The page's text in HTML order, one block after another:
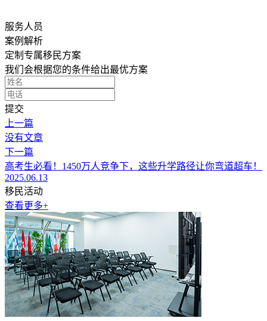
服务人员
案例解析
定制专属移民方案
我们会根据您的条件给出最优方案
提交
上一篇
没有文章
下一篇
高考生必看！1450万人竞争下，这些升学路径让你弯道超车！
2025.06.13
移民活动
查看更多+